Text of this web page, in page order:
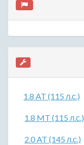
1.8 AT (115 л.с.)
1.8 MT (115 л.с.)
2.0 AT (145 л.с.)